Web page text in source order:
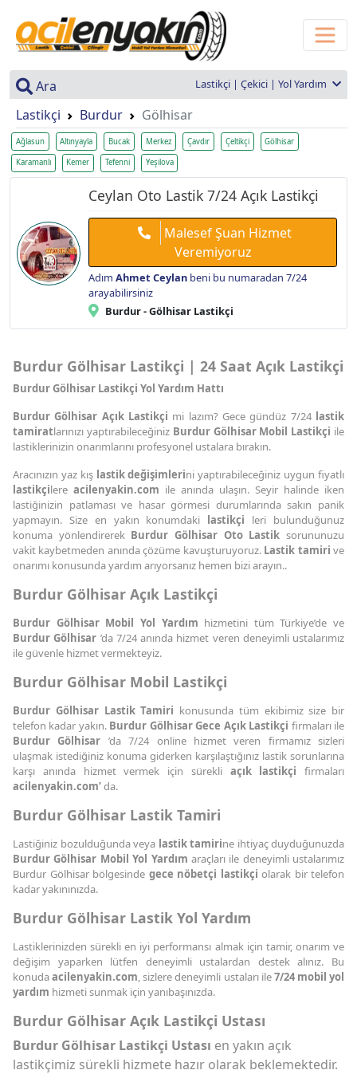
Ara Lastikçi | Çekici | Yol Yardım
Lastikçi Burdur Gölhisar
Ağlasun Altınyayla Bucak Merkez Çavdır Çeltikçi Gölhisar
Karamanlı Kemer Tefenni Yeşilova
Ceylan Oto Lastik 7/24 Açık Lastikçi
Malesef Şuan Hizmet
Veremiyoruz
Adım Ahmet Ceylan beni bu numaradan 7/24
arayabilirsiniz
Burdur - Gölhisar Lastikçi
Burdur Gölhisar Lastikçi | 24 Saat Açık Lastikçi
Burdur Gölhisar Lastikçi Yol Yardım Hattı
Burdur Gölhisar Açık Lastikçi mi lazım? Gece gündüz 7/24 lastik
tamiratlarınızı yaptırabileceğiniz Burdur Gölhisar Mobil Lastikçi ile
lastiklerinizin onarımlarını profesyonel ustalara bırakın.
Aracınızın yaz kış lastik değişimlerini yaptırabileceğiniz uygun fiyatlı
lastikçilere acilenyakin.com ile anında ulaşın. Seyir halinde iken
lastiğinizin patlaması ve hasar görmesi durumlarında sakın panik
yapmayın. Size en yakın konumdaki lastikçi leri bulunduğunuz
konuma yönlendirerek Burdur Gölhisar Oto Lastik sorununuzu
vakit kaybetmeden anında çözüme kavuşturuyoruz. Lastik tamiri ve
onarımı konusunda yardım arıyorsanız hemen bizi arayın..
Burdur Gölhisar Açık Lastikçi
Burdur Gölhisar Mobil Yol Yardım hizmetini tüm Türkiye’de ve
Burdur Gölhisar ’da 7/24 anında hizmet veren deneyimli ustalarımız
ile güvenle hizmet vermekteyiz.
Burdur Gölhisar Mobil Lastikçi
Burdur Gölhisar Lastik Tamiri konusunda tüm ekibimiz size bir
telefon kadar yakın. Burdur Gölhisar Gece Açık Lastikçi firmaları ile
Burdur Gölhisar ’da 7/24 online hizmet veren firmamız sizleri
ulaşmak istediğiniz konuma giderken karşılaştığınız lastik sorunlarına
karşı anında hizmet vermek için sürekli açık lastikçi firmaları
acilenyakin.com’da.
Burdur Gölhisar Lastik Tamiri
Lastiğiniz bozulduğunda veya lastik tamirine ihtiyaç duyduğunuzda
Burdur Gölhisar Mobil Yol Yardım araçları ile deneyimli ustalarımız
Burdur Gölhisar bölgesinde gece nöbetçi lastikçi olarak bir telefon
kadar yakınınızda.
Burdur Gölhisar Lastik Yol Yardım
Lastiklerinizden sürekli en iyi performansı almak için tamir, onarım ve
değişim yaparken lütfen deneyimli ustalardan destek alınız. Bu
konudaacilenyakin.com, sizlere deneyimli ustaları ile7/24 mobil yol
yardım hizmeti sunmak için yanıbaşınızda.
Burdur Gölhisar Açık Lastikçi Ustası
Burdur Gölhisar Lastikçi Ustası en yakın açık
lastikçimiz sürekli hizmete hazır olarak beklemektedir.